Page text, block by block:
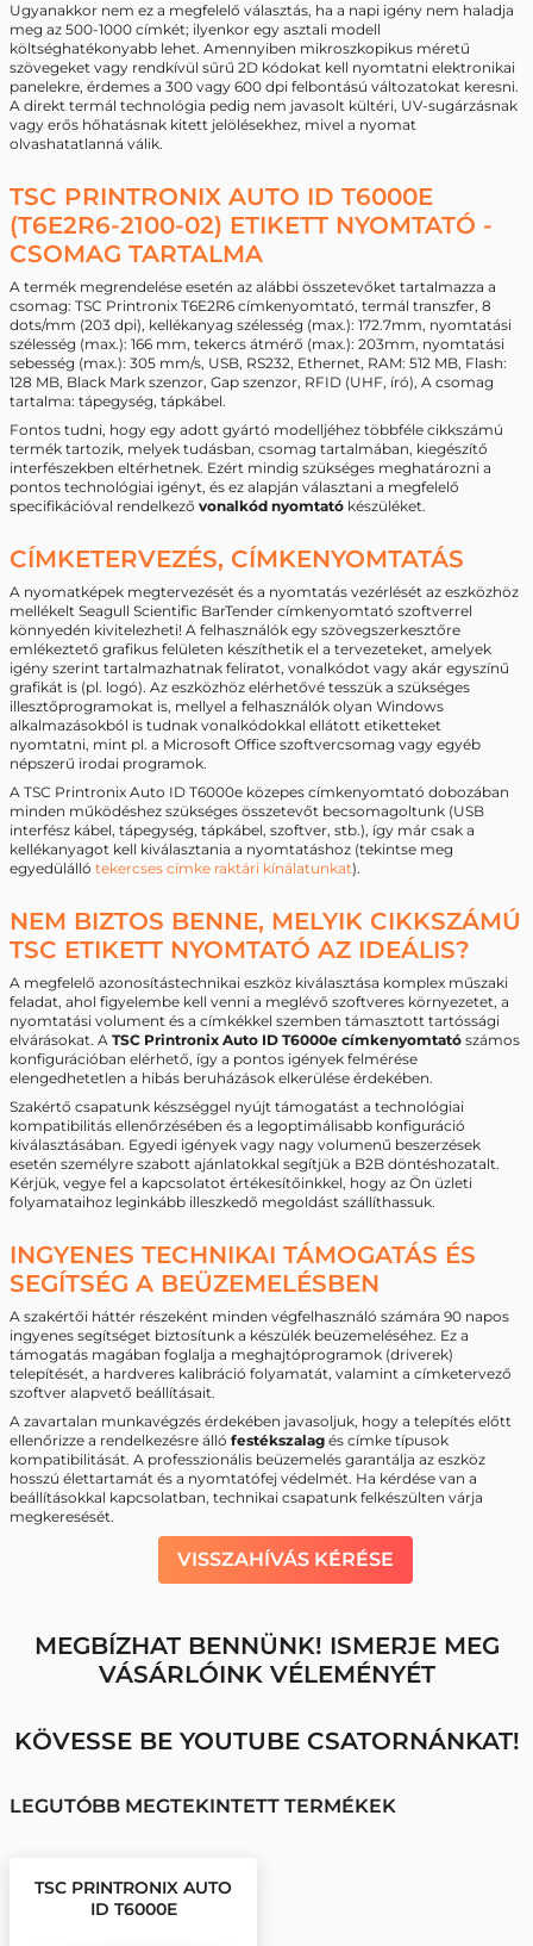
Ugyanakkor nem ez a megfelelő választás, ha a napi igény nem haladja
meg az 500-1000 címkét; ilyenkor egy asztali modell
költséghatékonyabb lehet. Amennyiben mikroszkopikus méretű
szövegeket vagy rendkívül sűrű 2D kódokat kell nyomtatni elektronikai
panelekre, érdemes a 300 vagy 600 dpi felbontású változatokat keresni.
A direkt termál technológia pedig nem javasolt kültéri, UV-sugárzásnak
vagy erős hőhatásnak kitett jelölésekhez, mivel a nyomat
olvashatatlanná válik.
TSC PRINTRONIX AUTO ID T6000E
(T6E2R6-2100-02) ETIKETT NYOMTATÓ -
CSOMAG TARTALMA
A termék megrendelése esetén az alábbi összetevőket tartalmazza a
csomag: TSC Printronix T6E2R6 címkenyomtató, termál transzfer, 8
dots/mm (203 dpi), kellékanyag szélesség (max.): 172.7mm, nyomtatási
szélesség (max.): 166 mm, tekercs átmérő (max.): 203mm, nyomtatási
sebesség (max.): 305 mm/s, USB, RS232, Ethernet, RAM: 512 MB, Flash:
128 MB, Black Mark szenzor, Gap szenzor, RFID (UHF, író), A csomag
tartalma: tápegység, tápkábel.
Fontos tudni, hogy egy adott gyártó modelljéhez többféle cikkszámú
termék tartozik, melyek tudásban, csomag tartalmában, kiegészítő
interfészekben eltérhetnek. Ezért mindig szükséges meghatározni a
pontos technológiai igényt, és ez alapján választani a megfelelő
specifikációval rendelkező vonalkód nyomtató készüléket.
CÍMKETERVEZÉS, CÍMKENYOMTATÁS
A nyomatképek megtervezését és a nyomtatás vezérlését az eszközhöz
mellékelt Seagull Scientific BarTender címkenyomtató szoftverrel
könnyedén kivitelezheti! A felhasználók egy szövegszerkesztőre
emlékeztető grafikus felületen készíthetik el a tervezeteket, amelyek
igény szerint tartalmazhatnak feliratot, vonalkódot vagy akár egyszínű
grafikát is (pl. logó). Az eszközhöz elérhetővé tesszük a szükséges
illesztőprogramokat is, mellyel a felhasználók olyan Windows
alkalmazásokból is tudnak vonalkódokkal ellátott etiketteket
nyomtatni, mint pl. a Microsoft Office szoftvercsomag vagy egyéb
népszerű irodai programok.
A TSC Printronix Auto ID T6000e közepes címkenyomtató dobozában
minden működéshez szükséges összetevőt becsomagoltunk (USB
interfész kábel, tápegység, tápkábel, szoftver, stb.), így már csak a
kellékanyagot kell kiválasztania a nyomtatáshoz (tekintse meg
egyedülálló tekercses címke raktári kínálatunkat).
NEM BIZTOS BENNE, MELYIK CIKKSZÁMÚ
TSC ETIKETT NYOMTATÓ AZ IDEÁLIS?
A megfelelő azonosítástechnikai eszköz kiválasztása komplex műszaki
feladat, ahol figyelembe kell venni a meglévő szoftveres környezetet, a
nyomtatási volument és a címkékkel szemben támasztott tartóssági
elvárásokat. A TSC Printronix Auto ID T6000e címkenyomtató számos
konfigurációban elérhető, így a pontos igények felmérése
elengedhetetlen a hibás beruházások elkerülése érdekében.
Szakértő csapatunk készséggel nyújt támogatást a technológiai
kompatibilitás ellenőrzésében és a legoptimálisabb konfiguráció
kiválasztásában. Egyedi igények vagy nagy volumenű beszerzések
esetén személyre szabott ajánlatokkal segítjük a B2B döntéshozatalt.
Kérjük, vegye fel a kapcsolatot értékesítőinkkel, hogy az Ön üzleti
folyamataihoz leginkább illeszkedő megoldást szállíthassuk.
INGYENES TECHNIKAI TÁMOGATÁS ÉS
SEGÍTSÉG A BEÜZEMELÉSBEN
A szakértői háttér részeként minden végfelhasználó számára 90 napos
ingyenes segítséget biztosítunk a készülék beüzemeléséhez. Ez a
támogatás magában foglalja a meghajtóprogramok (driverek)
telepítését, a hardveres kalibráció folyamatát, valamint a címketervező
szoftver alapvető beállításait.
A zavartalan munkavégzés érdekében javasoljuk, hogy a telepítés előtt
ellenőrizze a rendelkezésre álló festékszalag és címke típusok
kompatibilitását. A professzionális beüzemelés garantálja az eszköz
hosszú élettartamát és a nyomtatófej védelmét. Ha kérdése van a
beállításokkal kapcsolatban, technikai csapatunk felkészülten várja
megkeresését.
VISSZAHÍVÁS KÉRÉSE
MEGBÍZHAT BENNÜNK! ISMERJE MEG
VÁSÁRLÓINK VÉLEMÉNYÉT
KÖVESSE BE YOUTUBE CSATORNÁNKAT!
LEGUTÓBB MEGTEKINTETT TERMÉKEK
TSC PRINTRONIX AUTO
ID T6000E